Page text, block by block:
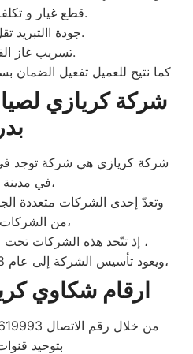
قطع غيار و تكلفة صيانة عالية.
جودة االتبريد تقل في الصيف.
تسريب غاز الفريون أحيانا.
كما نتيح للعميل تفعيل الضمان
شركة كريازي
بدر
شركة كريازي هي شركة توجد في
في مدينة سيؤول،
وتعدّ إحدى الشركات متعددة
من الشركات التابعة لها،
إذ تتّحد هذه الشركات تحت العلامة التجاريّة لـ كريازي ،
ويعود تأسيس الشركة إلى عام 1938م على يد لي بيونغ تشول،
ارقام شكاوي
بتوحيد